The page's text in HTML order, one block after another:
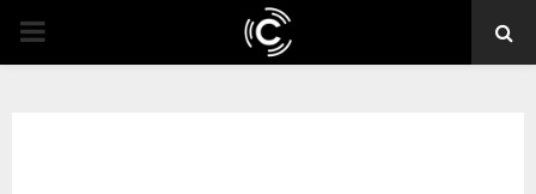
PRIMARY